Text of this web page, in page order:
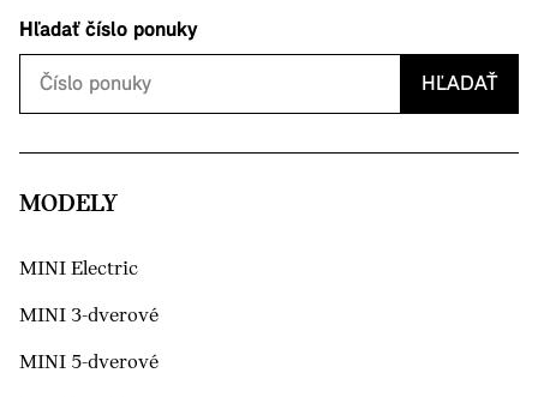
Hľadať číslo ponuky
HĽADAŤ
MODELY
MINI Electric
MINI 3-dverové
MINI 5-dverové